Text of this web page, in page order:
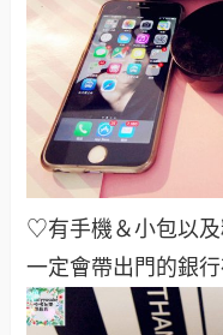
♡有手機＆小包以
一定會帶出門的銀